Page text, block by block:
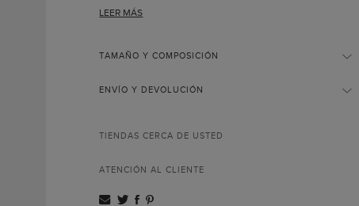
recrea las iniciales de Carolina de forma tridimensional.
LEER MÁS
TAMAÑO Y COMPOSICIÓN
ENVÍO Y DEVOLUCIÓN
TIENDAS CERCA DE USTED
ATENCIÓN AL CLIENTE